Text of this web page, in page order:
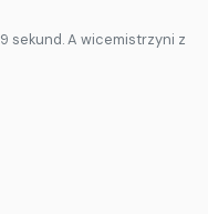
sekund. A wicemistrzyni z